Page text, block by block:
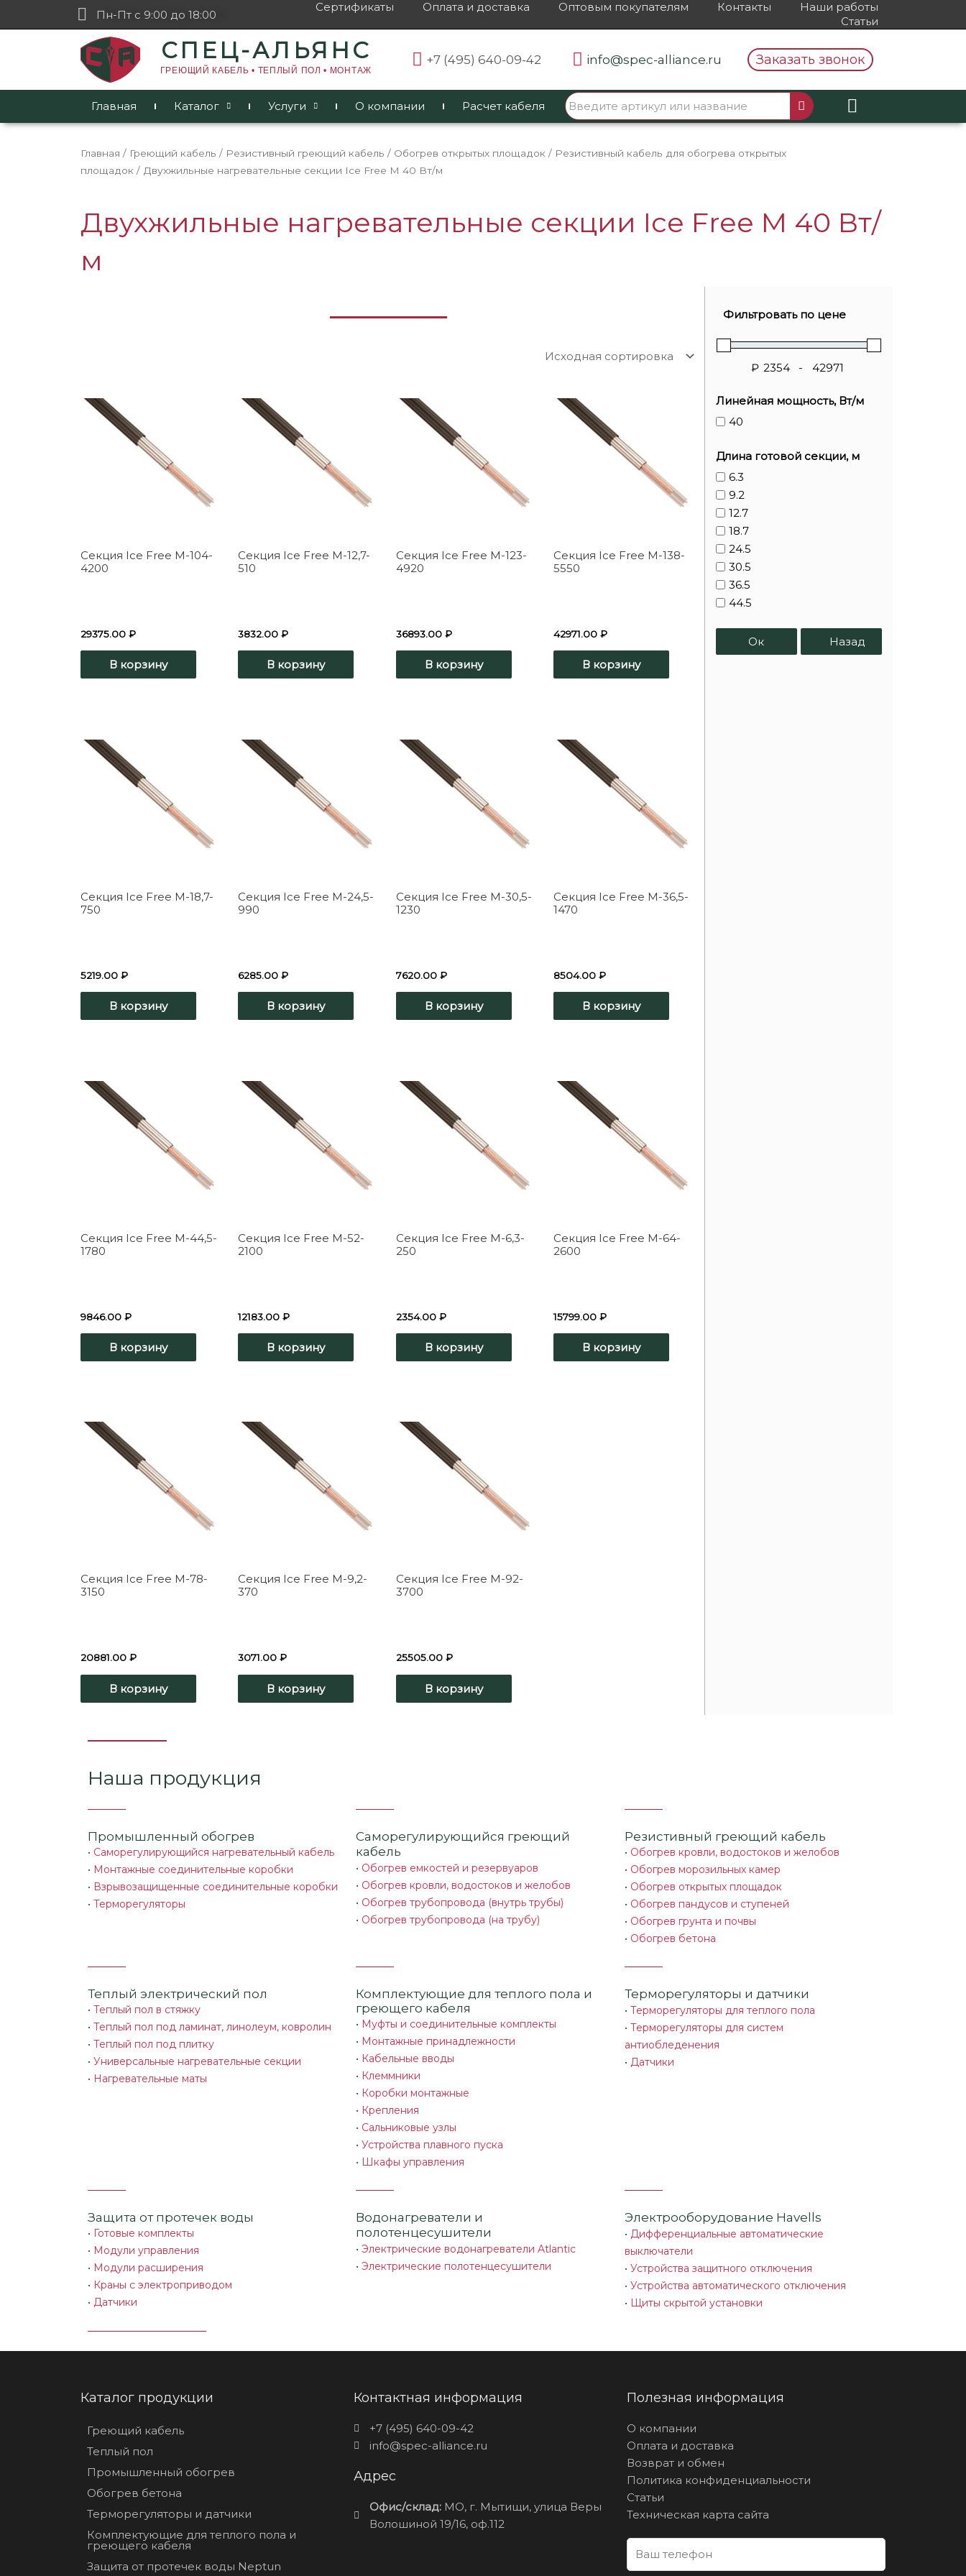
Пн-Пт с 9:00 до 18:00
Сертификаты Оплата и доставка Оптовым покупателям Контакты
Наши работы
Статьи
СПЕЦ-АЛЬЯНС
ГРЕЮЩИЙ КАБЕЛЬ • ТЕПЛЫЙ ПОЛ • МОНТАЖ
+7 (495) 640-09-42 info@spec-alliance.ru Заказать звонок
Главная Каталог Услуги О компании Расчет кабеля
Главная / Греющий кабель / Резистивный греющий кабель / Обогрев открытых площадок / Резистивный кабель для обогрева открытых
площадок / Двухжильные нагревательные секции Ice Free M 40 Вт/м
Двухжильные нагревательные секции Ice Free M 40 Вт/
м
Секция Ice Free M-104-
4200
29375.00 ₽
В корзину
Секция Ice Free M-12,7-
510
3832.00₽
В корзину
Секция Ice Free M-123-
4920
36893.00 ₽
В корзину
Секция Ice Free M-138-
5550
42971.00₽
В корзину
Секция Ice Free M-18,7-
750
5219.00 ₽
В корзину
Секция Ice Free M-24,5-
990
6285.00₽
В корзину
Секция Ice Free M-30,5-
1230
7620.00 ₽
В корзину
Секция Ice Free M-36,5-
1470
8504.00₽
В корзину
Секция Ice Free M-44,5-
1780
9846.00 ₽
В корзину
Секция Ice Free M-52-
2100
12183.00₽
В корзину
Секция Ice Free M-6,3-
250
2354.00 ₽
В корзину
Секция Ice Free M-64-
2600
15799.00₽
В корзину
Секция Ice Free M-78-
3150
20881.00 ₽
В корзину
Секция Ice Free M-9,2-
370
3071.00₽
В корзину
Секция Ice Free M-92-
3700
25505.00 ₽
В корзину
Фильтровать по цене
₽ -
Линейная мощность, Вт/м
40
Длина готовой секции, м
6.3
9.2
12.7
18.7
24.5
30.5
36.5
44.5
78
Ок Назад
Наша продукция
Промышленный обогрев
• Саморегулирующийся нагревательный кабель
• Монтажные соединительные коробки
• Взрывозащищенные соединительные коробки
• Терморегуляторы
Саморегулирующийся греющий
кабель
• Обогрев емкостей и резервуаров
• Обогрев кровли, водостоков и желобов
• Обогрев трубопровода (внутрь трубы)
• Обогрев трубопровода (на трубу)
Резистивный греющий кабель
• Обогрев кровли, водостоков и желобов
• Обогрев морозильных камер
• Обогрев открытых площадок
• Обогрев пандусов и ступеней
• Обогрев грунта и почвы
• Обогрев бетона
Теплый электрический пол
• Теплый пол в стяжку
• Теплый пол под ламинат, линолеум, ковролин
• Теплый пол под плитку
• Универсальные нагревательные секции
• Нагревательные маты
Комплектующие для теплого пола и
греющего кабеля
• Муфты и соединительные комплекты
• Монтажные принадлежности
• Кабельные вводы
• Клеммники
• Коробки монтажные
• Крепления
• Сальниковые узлы
•Устройства плавного пуска
• Шкафы управления
Терморегуляторы и датчики
• Терморегуляторы для теплого пола
• Терморегуляторы для систем
антиобледенения
• Датчики
Защита от протечек воды
• Готовые комплекты
• Модули управления
• Модули расширения
• Краны с электроприводом
• Датчики
Водонагреватели и
полотенцесушители
•Электрические водонагреватели Atlantic
•Электрические полотенцесушители
Электрооборудование Havells
• Дифференциальные автоматические
выключатели
• Устройства защитного отключения
• Устройства автоматического отключения
• Щиты скрытой установки
Каталог продукции
Греющий кабель
Теплый пол
Промышленный обогрев
Обогрев бетона
Терморегуляторы и датчики
Комплектующие для теплого пола и
греющего кабеля
Защита от протечек воды Neptun
Контактная информация
+7 (495) 640-09-42
info@spec-alliance.ru
Адрес
Офис/склад: МО, г. Мытищи, улица Веры
Волошиной 19/16, оф.112
Полезная информация
О компании
Оплата и доставка
Возврат и обмен
Политика конфиденциальности
Статьи
Техническая карта сайта